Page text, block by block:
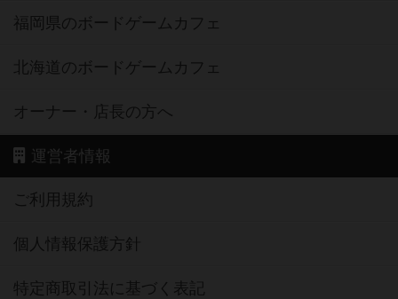
福岡県のボードゲームカフェ
北海道のボードゲームカフェ
オーナー・店長の方へ
運営者情報
ご利用規約
個人情報保護方針
特定商取引法に基づく表記